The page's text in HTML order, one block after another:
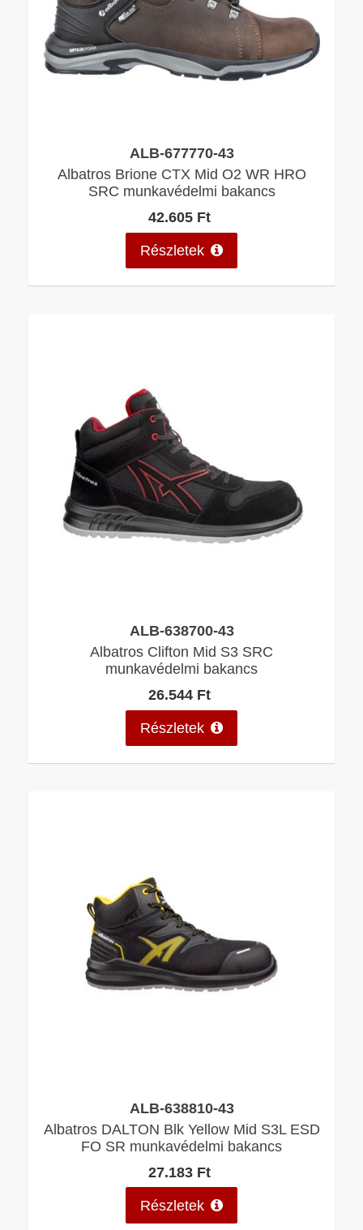
ALB-677770-43
Albatros Brione CTX Mid O2 WR HRO
SRC munkavédelmi bakancs
42.605 Ft
Részletek
ALB-638700-43
Albatros Clifton Mid S3 SRC
munkavédelmi bakancs
26.544 Ft
Részletek
ALB-638810-43
Albatros DALTON Blk Yellow Mid S3L ESD
FO SR munkavédelmi bakancs
27.183 Ft
Részletek